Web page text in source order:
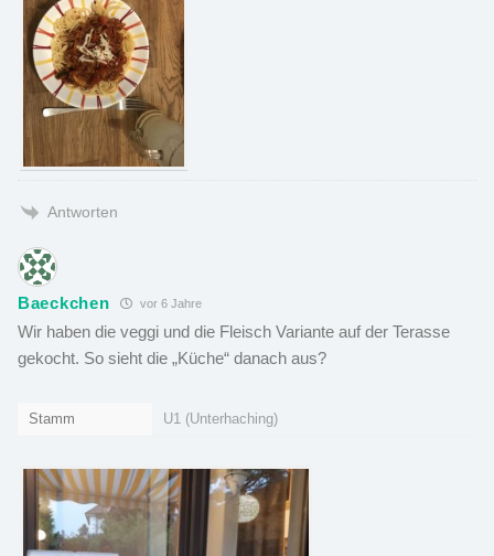
Antworten
Baeckchen vor 6 Jahre
Wir haben die veggi und die Fleisch Variante auf der Terasse
gekocht. So sieht die „Küche“ danach aus?
Stamm U1 (Unterhaching)